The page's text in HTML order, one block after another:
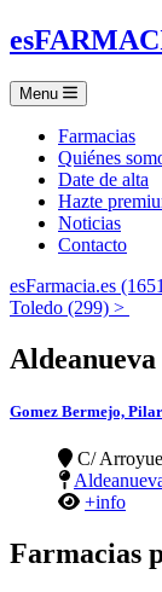
es
Menu
Farmacias
Quiénes
Date de alta
Hazte
Noticias
Contacto
esFarmacia.es
Toledo (299) >
Gomez Bermejo, Pilar
C/
+info
Farmacias